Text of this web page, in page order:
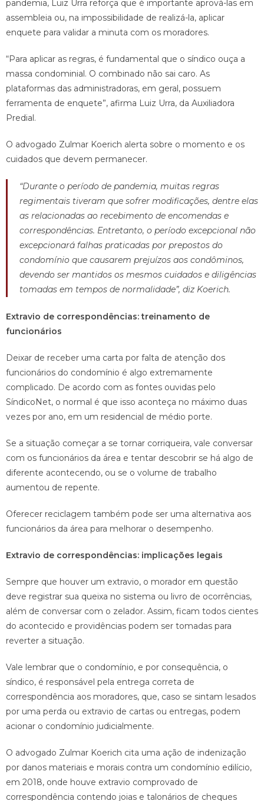
pandemia, Luiz Urra reforça que é importante aprová-las em
assembleia ou, na impossibilidade de realizá-la, aplicar
enquete para validar a minuta com os moradores.
“Para aplicar as regras, é fundamental que o síndico ouça a
massa condominial. O combinado não sai caro. As
plataformas das administradoras, em geral, possuem
ferramenta de enquete”, afirma Luiz Urra, da Auxiliadora
Predial.
O advogado Zulmar Koerich alerta sobre o momento e os
cuidados que devem permanecer.
“Durante o período de pandemia, muitas regras
regimentais tiveram que sofrer modificações, dentre elas
as relacionadas ao recebimento de encomendas e
correspondências. Entretanto, o período excepcional não
excepcionará falhas praticadas por prepostos do
condomínio que causarem prejuízos aos condôminos,
devendo ser mantidos os mesmos cuidados e diligências
tomadas em tempos de normalidade”, diz Koerich.
Extravio de correspondências: treinamento de
funcionários
Deixar de receber uma carta por falta de atenção dos
funcionários do condomínio é algo extremamente
complicado. De acordo com as fontes ouvidas pelo
SíndicoNet, o normal é que isso aconteça no máximo duas
vezes por ano, em um residencial de médio porte.
Se a situação começar a se tornar corriqueira, vale conversar
com os funcionários da área e tentar descobrir se há algo de
diferente acontecendo, ou se o volume de trabalho
aumentou de repente.
Oferecer reciclagem também pode ser uma alternativa aos
funcionários da área para melhorar o desempenho.
Extravio de correspondências: implicações legais
Sempre que houver um extravio, o morador em questão
deve registrar sua queixa no sistema ou livro de ocorrências,
além de conversar com o zelador. Assim, ficam todos cientes
do acontecido e providências podem ser tomadas para
reverter a situação.
Vale lembrar que o condomínio, e por consequência, o
síndico, é responsável pela entrega correta de
correspondência aos moradores, que, caso se sintam lesados
por uma perda ou extravio de cartas ou entregas, podem
acionar o condomínio judicialmente.
O advogado Zulmar Koerich cita uma ação de indenização
por danos materiais e morais contra um condomínio edilício,
em 2018, onde houve extravio comprovado de
correspondência contendo joias e talonários de cheques